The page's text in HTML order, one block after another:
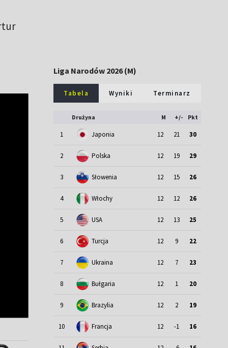
Liga Narodów 2026 (M)
Tabela Wyniki Terminarz
Drużyna M +/- Pkt
1 Japonia 12 21 30
2 Polska 12 19 29
3 Słowenia 12 15 26
4 Włochy 12 12 26
5 USA 12 13 25
6 Turcja 12 9 22
7 Ukraina 12 7 23
8 Bułgaria 12 1 20
9 Brazylia 12 2 19
10 Francja 12 -1 16